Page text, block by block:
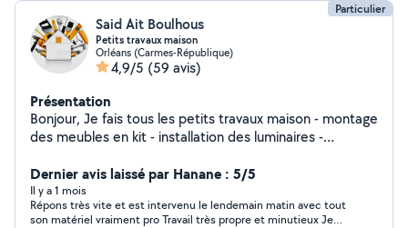
Particulier
Said Ait Boulhous
Petits travaux maison
Orléans (Carmes-République)
4,9/5 (59 avis)
Présentation
Bonjour, Je fais tous les petits travaux maison - montage
des meubles en kit - installation des luminaires -
placards , Rideaux ) - décoration
Dernier avis laissé par Hanane : 5/5
Il y a 1 mois
Répons très vite et est intervenu le lendemain matin avec tout
son matériel vraiment pro Travail très propre et minutieux Je